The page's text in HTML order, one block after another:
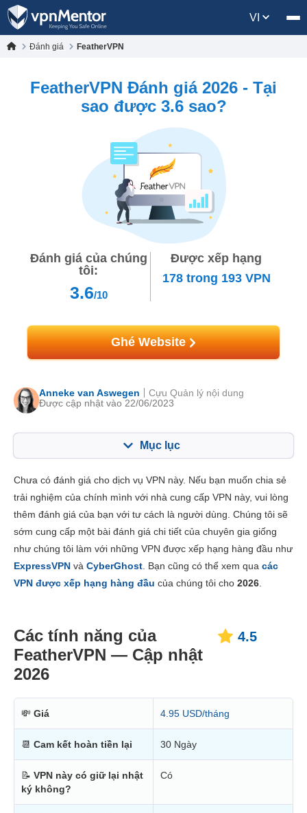
VI
Đánh giá FeatherVPN
FeatherVPN Đánh giá 2026 - Tại
sao được 3.6 sao?
Đánh giá của chúng
tôi:
3.6/10
Được xếp hạng
178 trong 193VPN
Ghé Website
Anneke van Aswegen
Được cập nhật vào 22/06/2023
Cựu Quản lý nội dung
Mục lục
Tính năng chính 4.5
Cài đặt & Ứng dụng 5.3
Độ tin cậy và Hỗ trợ 3.3
Chưa có đánh giá cho dịch vụ VPN này. Nếu bạn muốn chia sẻ
trải nghiệm của chính mình với nhà cung cấp VPN này, vui lòng
thêm đánh giá của bạn với tư cách là người dùng. Chúng tôi sẽ
sớm cung cấp một bài đánh giá chi tiết của chuyên gia giống
như chúng tôi làm với những VPN được xếp hạng hàng đầu như
ExpressVPN và CyberGhost . Bạn cũng có thể xem qua các
VPN được xếp hạng hàng đầu của chúng tôi cho 2026
Các tính năng của
FeatherVPN — Cập nhật
2026
4.5
💸 Giá 4.95 USD/tháng
📆 Cam kết hoàn tiền lại 30 Ngày
📝 VPN này có giữ lại nhật
ký không?
Có